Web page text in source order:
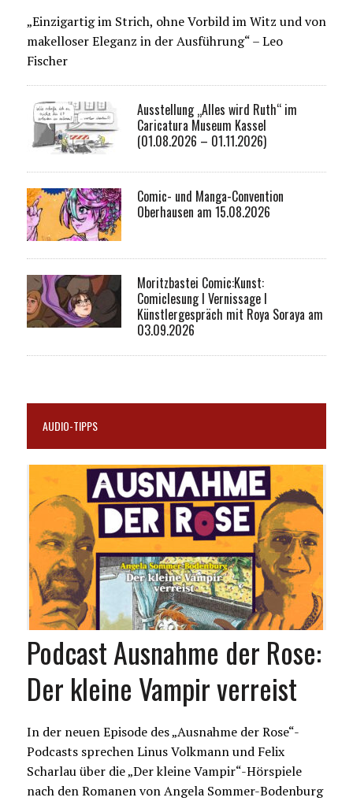
„Einzigartig im Strich, ohne Vorbild im Witz und von
makelloser Eleganz in der Ausführung“ – Leo
Fischer
Ausstellung „Alles wird Ruth“ im
Caricatura Museum Kassel
(01.08.2026 – 01.11.2026)
Comic- und Manga-Convention
Oberhausen am 15.08.2026
Moritzbastei Comic:Kunst:
Comiclesung I Vernissage I
Künstlergespräch mit Roya Soraya am
03.09.2026
AUDIO-TIPPS
Podcast Ausnahme der Rose:
Der kleine Vampir verreist
In der neuen Episode des „Ausnahme der Rose“-
Podcasts sprechen Linus Volkmann und Felix
Scharlau über die „Der kleine Vampir“-Hörspiele
nach den Romanen von Angela Sommer-Bodenburg